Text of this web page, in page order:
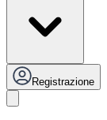
Registrazione